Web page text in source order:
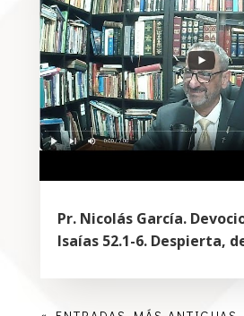
Pr. Nicolás García.
Isaías 52.1-6. Despierta,